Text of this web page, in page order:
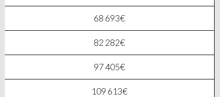
68 693€
82 282€
97 405€
109 613€